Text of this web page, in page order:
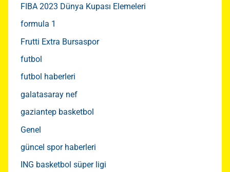
FIBA 2023 Dünya Kupası Elemeleri
formula 1
Frutti Extra Bursaspor
futbol
futbol haberleri
galatasaray nef
gaziantep basketbol
Genel
güncel spor haberleri
ING basketbol süper ligi